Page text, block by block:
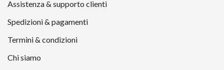
Assistenza & supporto clienti
Spedizioni & pagamenti
Termini & condizioni
Chi siamo